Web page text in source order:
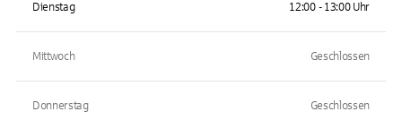
Dienstag 12:00 - 13:00 Uhr
Mittwoch Geschlossen
Donnerstag Geschlossen